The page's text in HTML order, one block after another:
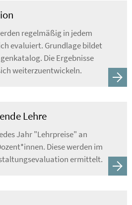
regelmäßig in jedem
evaluiert. Grundlage bildet
Die Ergebnisse
weiterzuentwickeln.
Lehre
Jahr "Lehrpreise" an
Diese werden im
ermittelt.